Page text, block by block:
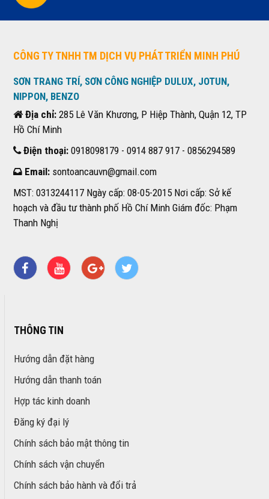
CÔNG TY TNHH TM DỊCH VỤ PHÁT TRIỂN MINH PHÚ
SƠN TRANG TRÍ, SƠN CÔNG NGHIỆP DULUX, JOTUN,
NIPPON, BENZO
Địa chỉ: 285 Lê Văn Khương, P Hiệp Thành, Quận 12, TP
Hồ Chí Minh
Điện thoại: 0918098179 - 0914 887 917 - 0856294589
Email: sontoancauvn@gmail.com
MST: 0313244117 Ngày cấp: 08-05-2015 Nơi cấp: Sở kế
hoạch và đầu tư thành phố Hồ Chí Minh Giám đốc: Phạm
Thanh Nghị
THÔNG TIN
Hướng dẫn đặt hàng
Hướng dẫn thanh toán
Hợp tác kinh doanh
Đăng ký đại lý
Chính sách bảo mật thông tin
Chính sách vận chuyển
Chính sách bảo hành và đổi trả